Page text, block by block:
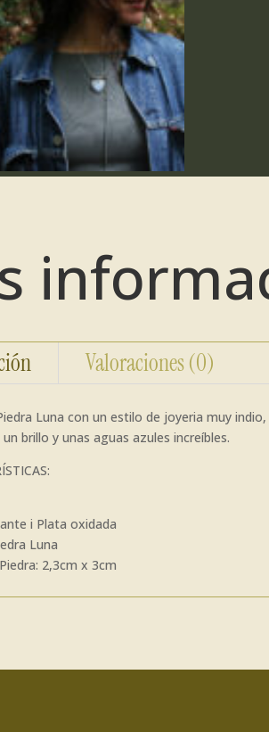
Valoraciones (0)
Luna con un estilo de joyeria muy
brillo y unas aguas azules increíbles.
i Plata oxidada
Luna
2,3cm x 3cm